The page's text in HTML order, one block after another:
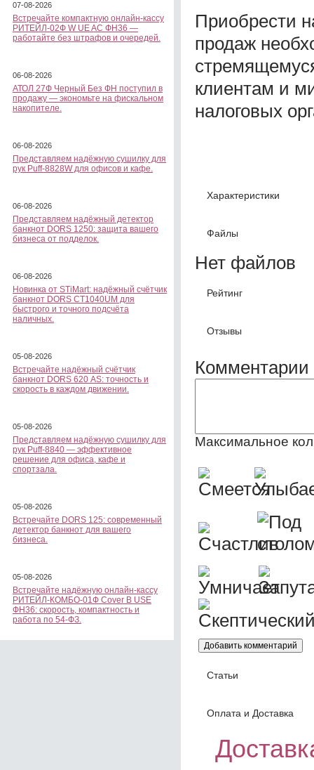
07-08-2026
Встречайте компактную онлайн-кассу
РИТЕЙЛ-02Ф W UE AC ФН36 —
работайте без штрафов и очередей.
06-08-2026
АТОЛ 27Ф Черный Без ФН поступил в
продажу — экономьте на фискальном
накопителе.
06-08-2026
Представляем надёжную сушилку для
рук Puff-8828W для офисов и кафе.
06-08-2026
Представляем надёжный детектор
банкнот DORS 1250: защита вашего
бизнеса от подделок.
06-08-2026
Новинка от STiMart: надёжный счётчик
банкнот DORS CT1040UM для
быстрого и точного подсчёта
наличных.
05-08-2026
Встречайте надёжный счётчик
банкнот DORS 620 АS: точность и
скорость в каждом движении.
05-08-2026
Представляем надёжную сушилку для
рук Puff-8840 — эффективное
решение для офиса, кафе и
спортзала.
05-08-2026
Встречайте DORS 125: современный
детектор банкнот для вашего
бизнеса.
05-08-2026
Встречайте надёжную онлайн-кассу
РИТЕЙЛ-КОМБО-01Ф Cover B USE
ФН36: скорость, компактность и
работа по 54-ФЗ.
Приобрести
продаж
клиентам и
налоговых
Характеристики
Файлы
Нет файлов
Рейтинг
Отзывы
Комментарии
Максимальное
Статьи
Оплата и Доставка